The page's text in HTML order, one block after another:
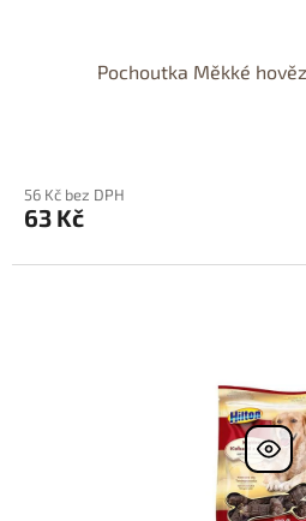
Pochoutka Měkké
56 Kč bez DPH
63 Kč